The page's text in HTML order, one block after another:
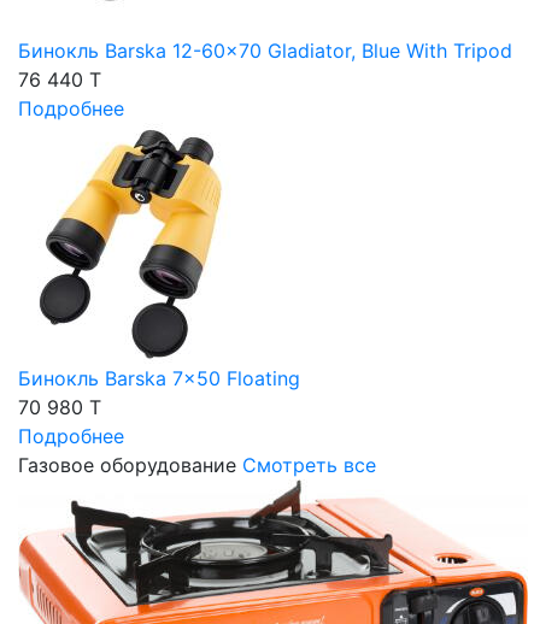
Бинокль Barska 12-60x70 Gladiator, Blue With Tripod
76 440 T
Подробнее
Бинокль Barska 7x50 Floating
70 980 T
Подробнее
Газовое оборудование Смотреть все